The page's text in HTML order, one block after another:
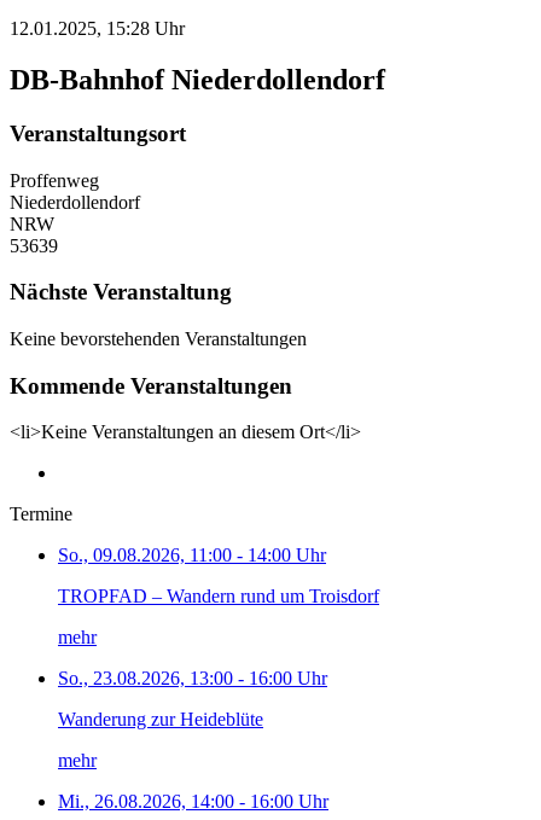
12.01.2025, 15:28 Uhr
DB-Bahnhof Niederdollendorf
Veranstaltungsort
Proffenweg
Niederdollendorf
NRW
53639
Nächste Veranstaltung
Keine bevorstehenden Veranstaltungen
Kommende Veranstaltungen
<li>Keine Veranstaltungen an diesem Ort</li>
Termine
So., 09.08.2026, 11:00 - 14:00 Uhr
TROPFAD – Wandern rund um Troisdorf
mehr
So., 23.08.2026, 13:00 - 16:00 Uhr
Wanderung zur Heideblüte
mehr
Mi., 26.08.2026, 14:00 - 16:00 Uhr